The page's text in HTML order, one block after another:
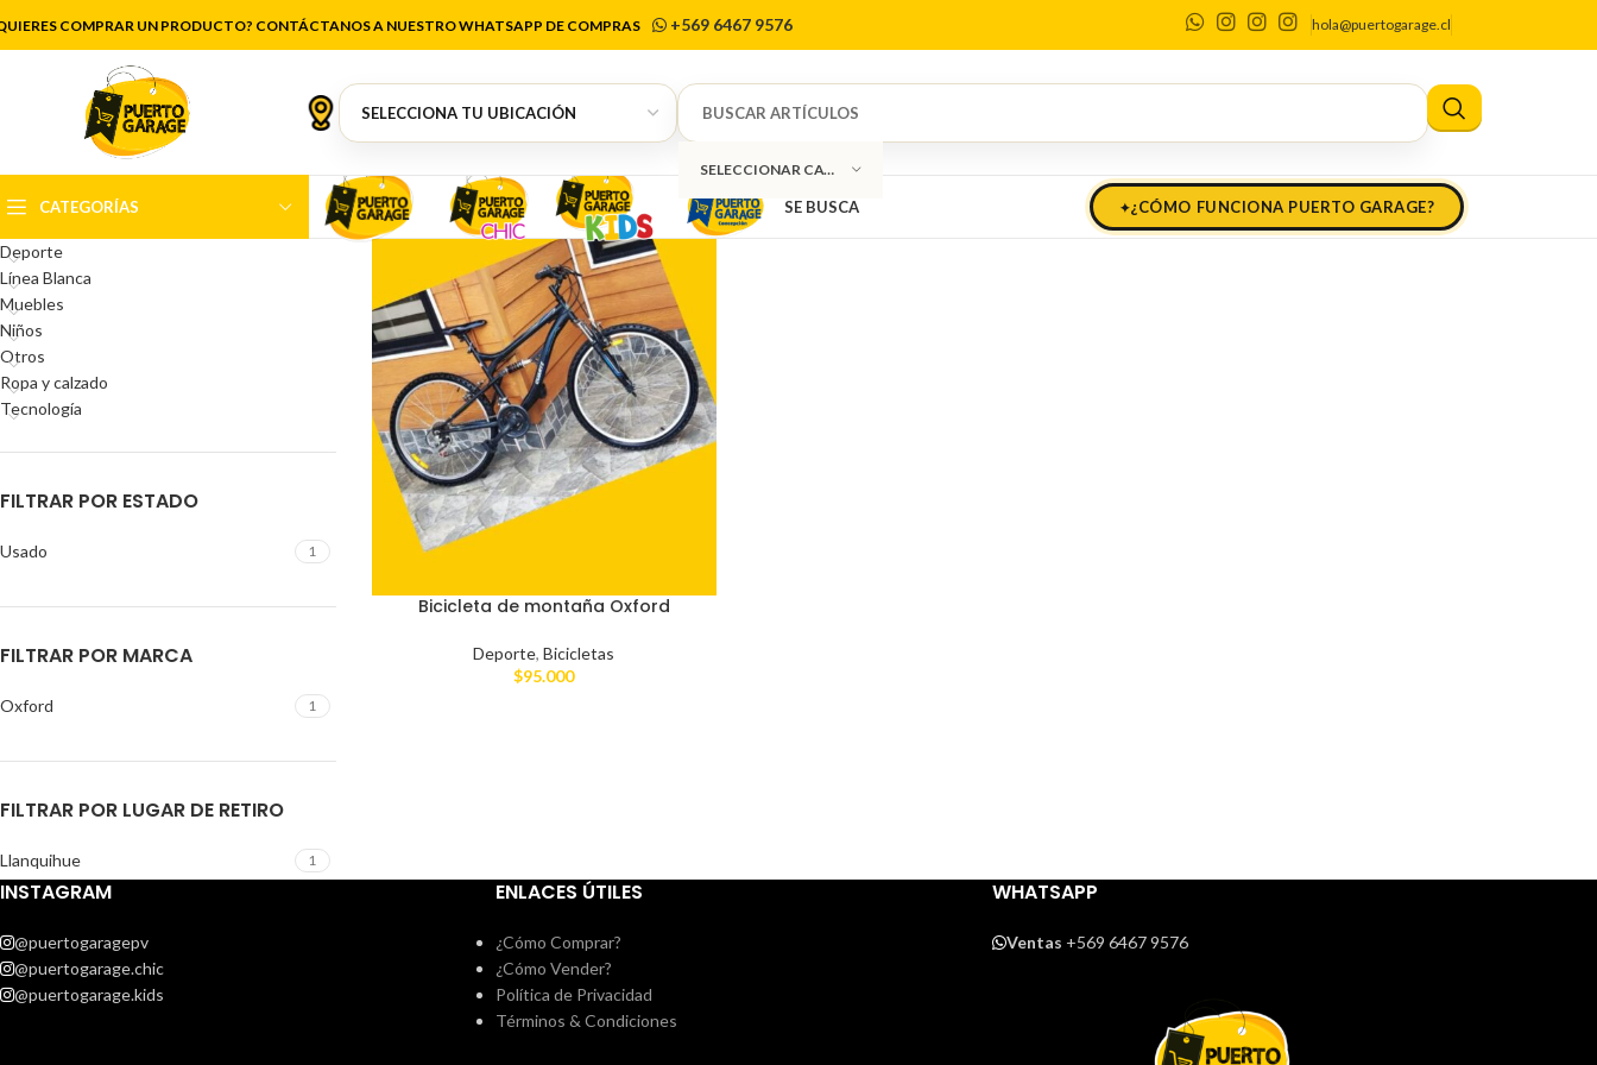
COMPRAR UN PRODUCTO? CONTÁCTANOS A NUESTRO WHATSAPP DE COMPRAS +569 6467 9576 hola@puertogarage.cl
SELECCIONAR CATEGORÍA
CATEGORÍAS SE BUSCA ¿CÓMO FUNCIONA PUERTO GARAGE?
📦 Envío a todo Chile (Chilexpress)
CATEGORÍAS DEL PRODUCTO
Antigüedades
Artículos de cocina
Belleza
Deporte
Línea Blanca
Muebles
Niños
Otros
Ropa y calzado
Tecnología
FILTRAR POR ESTADO
Usado 1
FILTRAR POR MARCA
Oxford 1
FILTRAR POR LUGAR DE RETIRO
Llanquihue 1
Bicicleta de montaña Oxford
Deporte,Bicicletas
$95.000
INSTAGRAM
@puertogaragepv
@puertogarage.chic
@puertogarage.kids
ENLACES ÚTILES
¿Cómo Comprar?
¿Cómo Vender?
Política de Privacidad
Términos & Condiciones
WHATSAPP
Ventas +569 6467 9576